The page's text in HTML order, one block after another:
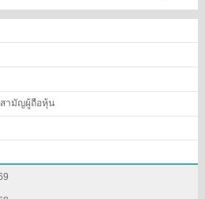
สามัญผู้ถือหุ้น